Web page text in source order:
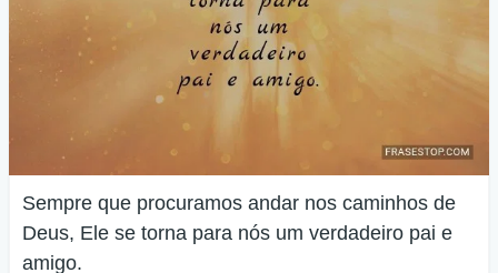
Sempre que procuramos andar nos caminhos de
Deus, Ele se torna para nós um verdadeiro pai e
amigo.